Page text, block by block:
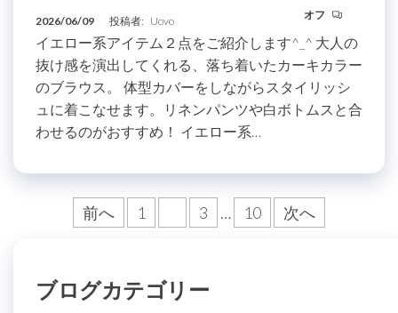
2026/06/09 投稿者: Uovo オフ
イエロー系アイテム２点をご紹介します^_^ 大人の
抜け感を演出してくれる、落ち着いたカーキカラー
のブラウス。 体型カバーをしながらスタイリッシ
ュに着こなせます。リネンパンツや白ボトムスと合
わせるのがおすすめ！ イエロー系…
前へ 1 3 … 10 次へ
ブログカテゴリー